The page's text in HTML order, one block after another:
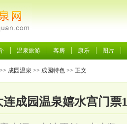
温泉旅游 客房 康乐 图片
>> 成园温泉 >> 成园特色 >> 正文
连成园温泉嬉水宫门票